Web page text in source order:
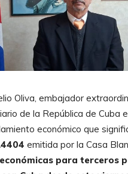
Oliva, embajador
de la República de Cuba
económico que
emitida por la Casa
para terceros